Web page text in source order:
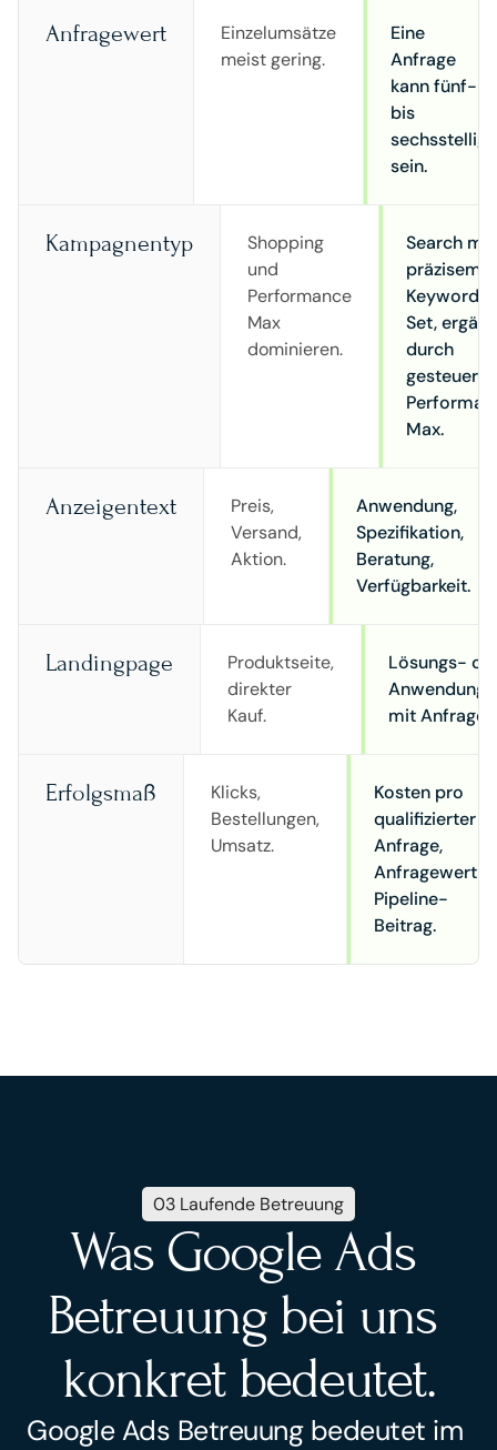
Anfragewert
Einzelumsätze
meist gering.
Eine
Anfrage
kann fünf-
bis
sechsstellig
sein.
Kampagnentyp
Shopping
und
Performance
Max
dominieren.
Search mit
präzisem
Keyword-
Set,
durch
Max.
Anzeigentext
Preis,
Versand,
Aktion.
Anwendung,
Spezifikation,
Beratung,
Verfügbarkeit.
Landingpage
Produktseite,
direkter
Kauf.
Lösungs-
mit
Erfolgsmaß
Klicks,
Bestellungen,
Umsatz.
Kosten pro
qualifizierter
Anfrage,
Anfragewert,
Pipeline-
Beitrag.
03 Laufende Betreuung
Was Google Ads
Betreuung bei uns
konkret bedeutet.
Google Ads Betreuung bedeutet im